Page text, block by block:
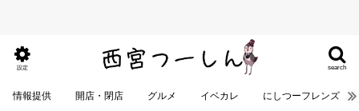
search
設定
情報提供 開店・閉店 グルメ イベカレ にしつーフレンズ